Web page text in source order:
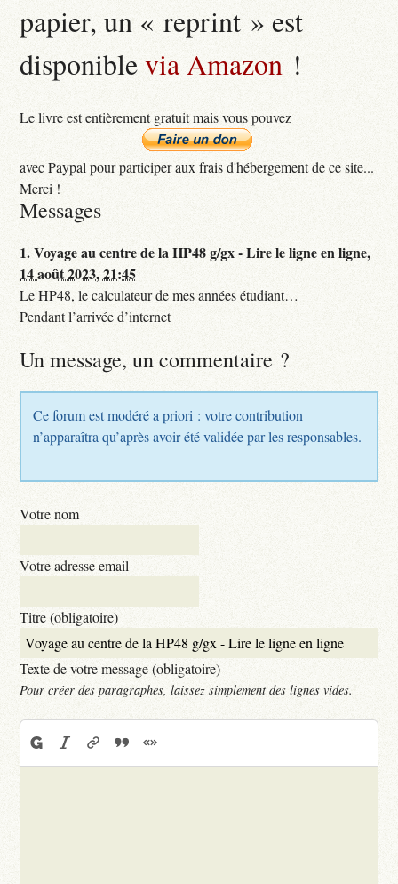
papier, un « reprint » est
disponiblevia Amazon !
Le livre est entièrement gratuit mais vous pouvez
avec Paypal pour participer aux frais d'hébergement de ce site...
Merci !
Messages
1.Voyage au centre de la HP48 g/gx - Lire le ligne en ligne,
14 août 2023, 21:45
Le HP48, le calculateur de mes années étudiant…
Pendant l’arrivée d’internet
Un message, un commentaire ?
Ce forum est modéré a priori : votre contribution
n’apparaîtra qu’après avoir été validée par les responsables.
Votre nom
Votre adresse email
Titre (obligatoire)
Texte de votre message (obligatoire)
Pour créer des paragraphes, laissez simplement des lignes vides.